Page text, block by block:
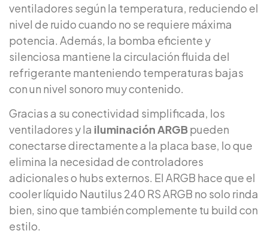
ventiladores según la temperatura, reduciendo el
nivel de ruido cuando no se requiere máxima
potencia. Además, la bomba eficiente y
silenciosa mantiene la circulación fluida del
refrigerante manteniendo temperaturas bajas
con un nivel sonoro muy contenido.
Gracias a su conectividad simplificada, los
ventiladores y la iluminación ARGBpueden
conectarse directamente a la placa base, lo que
elimina la necesidad de controladores
adicionales o hubs externos. El ARGB hace que el
cooler líquido Nautilus 240 RS ARGB no solo rinda
bien, sino que también complemente tu build con
estilo.